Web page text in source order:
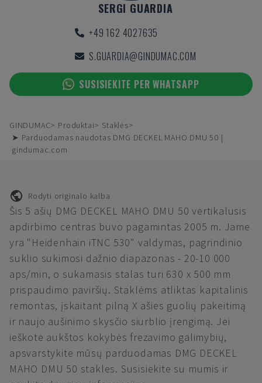
SERGI GUARDIA
+49 162 4027635
S.GUARDIA@GINDUMAC.COM
SUSISIEKITE PER WHATSAPP
GINDUMAC Produktai
Staklės
➤ Parduodamas naudotas DMG DECKEL MAHO DMU 50 |
gindumac.com
Rodyti originalo kalba
Šis 5 ašių DMG DECKEL MAHO DMU 50 vertikalusis
apdirbimo centras buvo pagamintas 2005 m. Jame
yra "Heidenhain iTNC 530" valdymas, pagrindinio
suklio sukimosi dažnio diapazonas - 20-10 000
aps/min, o sukamasis stalas turi 630 x 500 mm
prispaudimo paviršių. Staklėms atliktas kapitalinis
remontas, įskaitant pilną X ašies guolių pakeitimą
ir naujo aušinimo skysčio siurblio įrengimą. Jei
ieškote aukštos kokybės frezavimo galimybių,
apsvarstykite mūsų parduodamas DMG DECKEL
MAHO DMU 50 stakles. Susisiekite su mumis ir